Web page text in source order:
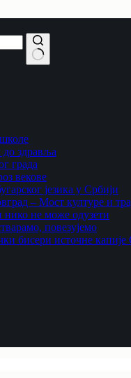
здравља
града
векове
језика у Србији
– Мост културе и
нико не може одузети
повезујемо
бисери источне капије